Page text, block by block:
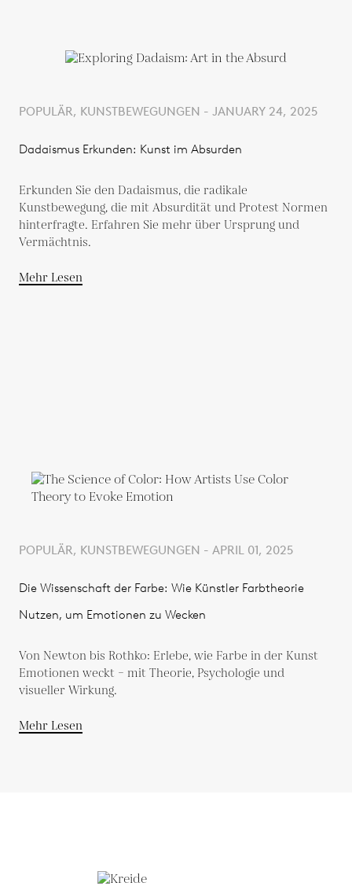
POPULÄR, KUNSTBEWEGUNGEN - JANUARY 24, 2025
Dadaismus Erkunden: Kunst im Absurden
Erkunden Sie den Dadaismus, die radikale
Kunstbewegung, die mit Absurdität und Protest Normen
hinterfragte. Erfahren Sie mehr über Ursprung und
Vermächtnis.
Mehr Lesen
POPULÄR, KUNSTBEWEGUNGEN - APRIL 01, 2025
Die Wissenschaft der Farbe: Wie Künstler Farbtheorie
Nutzen, um Emotionen zu Wecken
Von Newton bis Rothko: Erlebe, wie Farbe in der Kunst
Emotionen weckt – mit Theorie, Psychologie und
visueller Wirkung.
Mehr Lesen